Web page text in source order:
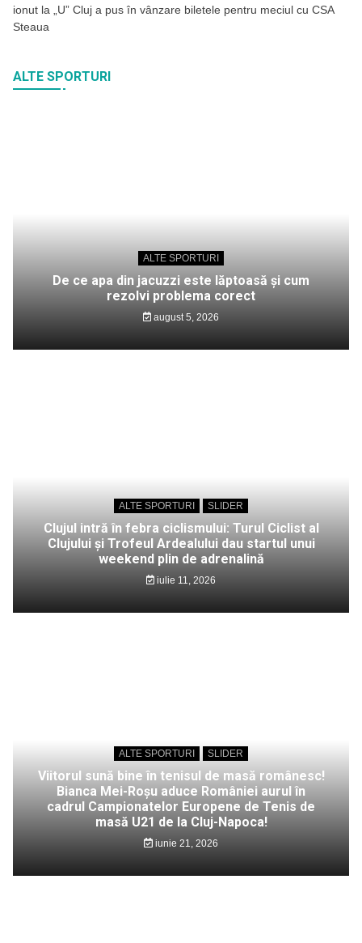
ionut la
„U” Cluj a pus în vânzare biletele pentru meciul cu CSA
Steaua
ALTE SPORTURI
ALTE SPORTURI
De ce apa din jacuzzi este lăptoasă și cum
rezolvi problema corect
august 5, 2026
ALTE SPORTURI SLIDER
Clujul intră în febra ciclismului: Turul Ciclist al
Clujului și Trofeul Ardealului dau startul unui
weekend plin de adrenalină
iulie 11, 2026
ALTE SPORTURI SLIDER
Viitorul sună bine în tenisul de masă românesc!
Bianca Mei-Roșu aduce României aurul în
cadrul Campionatelor Europene de Tenis de
masă U21 de la Cluj-Napoca!
iunie 21, 2026